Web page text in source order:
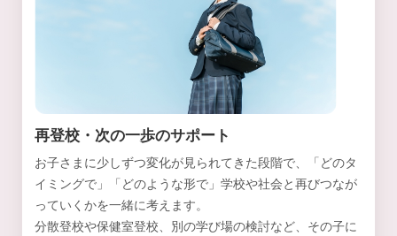
再登校・次の一歩のサポート
お子さまに少しずつ変化が見られてきた段階で、「どのタ
イミングで」「どのような形で」学校や社会と再びつなが
っていくかを一緒に考えます。
分散登校や保健室登校、別の学び場の検討など、その子に